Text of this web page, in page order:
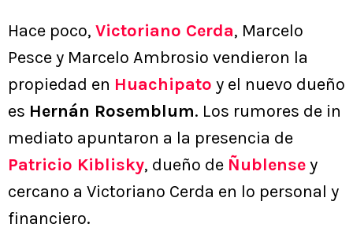
Hace poco, Victoriano Cerda, Marcelo
Pesce y Marcelo Ambrosio vendieron la
propiedad en Huachipato y el nuevo dueño
es Hernán Rosemblum. Los rumores de in
mediato apuntaron a la presencia de
Patricio Kiblisky, dueño de Ñublensey
cercano a Victoriano Cerda en lo personal y
financiero.